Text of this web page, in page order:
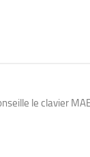
le clavier